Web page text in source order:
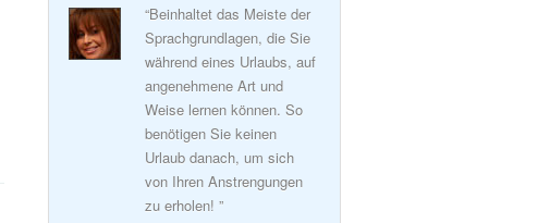
“Beinhaltet das Meiste der
Sprachgrundlagen, die Sie
während eines Urlaubs, auf
angenehmene Art und
Weise lernen können. So
benötigen Sie keinen
Urlaub danach, um sich
von Ihren Anstrengungen
zu erholen! ”